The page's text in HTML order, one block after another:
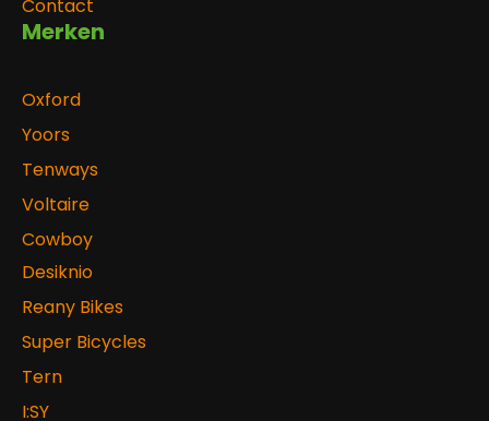
Contact
Merken
Oxford
Yoors
Tenways
Voltaire
Cowboy
Desiknio
Reany Bikes
Super Bicycles
Tern
I:SY